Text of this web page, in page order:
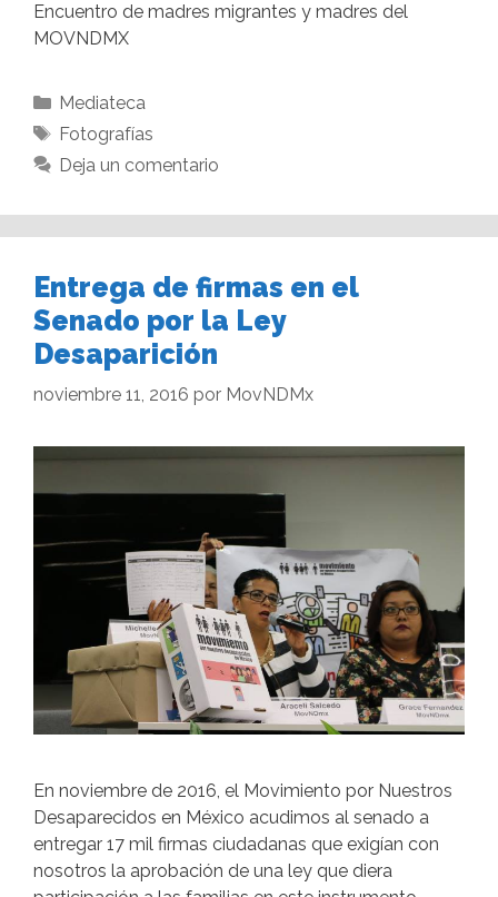
Encuentro de madres migrantes y madres del
MOVNDMX
Mediateca
Fotografías
Deja un comentario
Entrega de firmas en el
Senado por la Ley
Desaparición
noviembre 11, 2016 por MovNDMx
En noviembre de 2016, el Movimiento por Nuestros
Desaparecidos en México acudimos al senado a
entregar 17 mil firmas ciudadanas que exigían con
nosotros la aprobación de una ley que diera